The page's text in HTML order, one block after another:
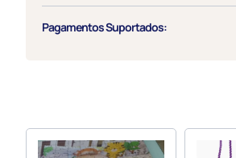
Pagamentos Suportados: